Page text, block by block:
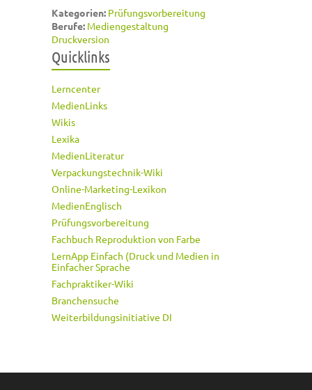
Kategorien: Prüfungsvorbereitung
Berufe: Mediengestaltung
Druckversion
Quicklinks
Lerncenter
MedienLinks
Wikis
Lexika
MedienLiteratur
Verpackungstechnik-Wiki
Online-Marketing-Lexikon
MedienEnglisch
Prüfungsvorbereitung
Fachbuch Reproduktion von Farbe
LernApp Einfach (Druck und Medien in
Einfacher Sprache
Fachpraktiker-Wiki
Branchensuche
Weiterbildungsinitiative DI